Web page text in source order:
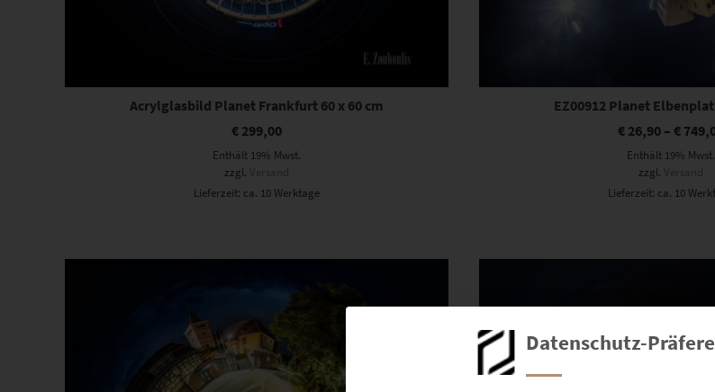
Acrylglasbild Planet Frankfurt 60 x 60 cm
€ 299,00
Enthält 19% Mwst.
zzgl.Versand
Lieferzeit: ca. 10 Werktage
EZ00912 Planet
€ 26,90 –€
Enthält 19% Mwst.
zzgl.Versand
Lieferzeit: ca. 10
Dieses Produkt weist mehrere Varianten auf. Die Optionen können auf der Produktseite gewählt werden Dieses Produkt weist mehrere Varianten auf. Die Optionen können auf der Produktseite
Datenschutz-